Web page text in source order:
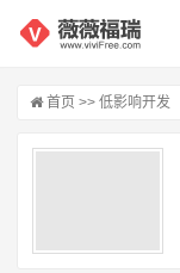
首页 >> 低影响开发